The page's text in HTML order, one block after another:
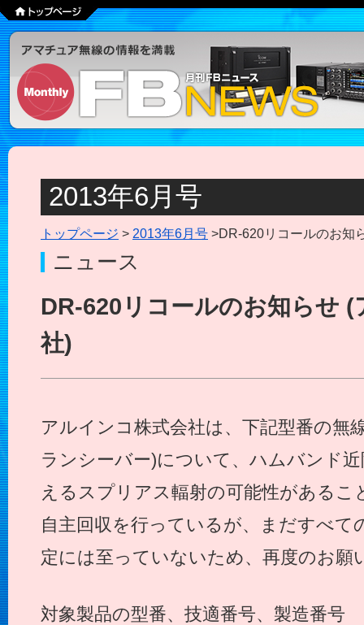
2013年6月号
トップページ > 2013年6月号 >DR-620リコールのお知
ニュース
DR-620リコールのお知らせ
社)
アルインコ株式会社は、下記型番の無
ランシーバー)について、ハムバンド
えるスプリアス輻射の可能性があるこ
自主回収を行っているが、まだすべて
定には至っていないため、再度のお願
対象製品の型番、技適番号、製造番号